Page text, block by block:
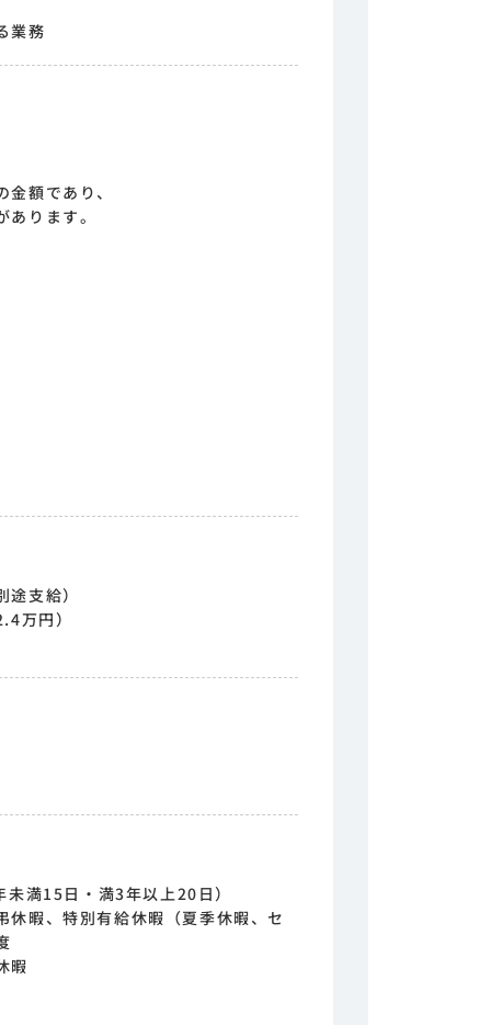
業務
額であり、
ります。
支給）
万円）
満15日・満3年以上20日）
休暇、特別有給休暇（夏季休暇、セ
暇